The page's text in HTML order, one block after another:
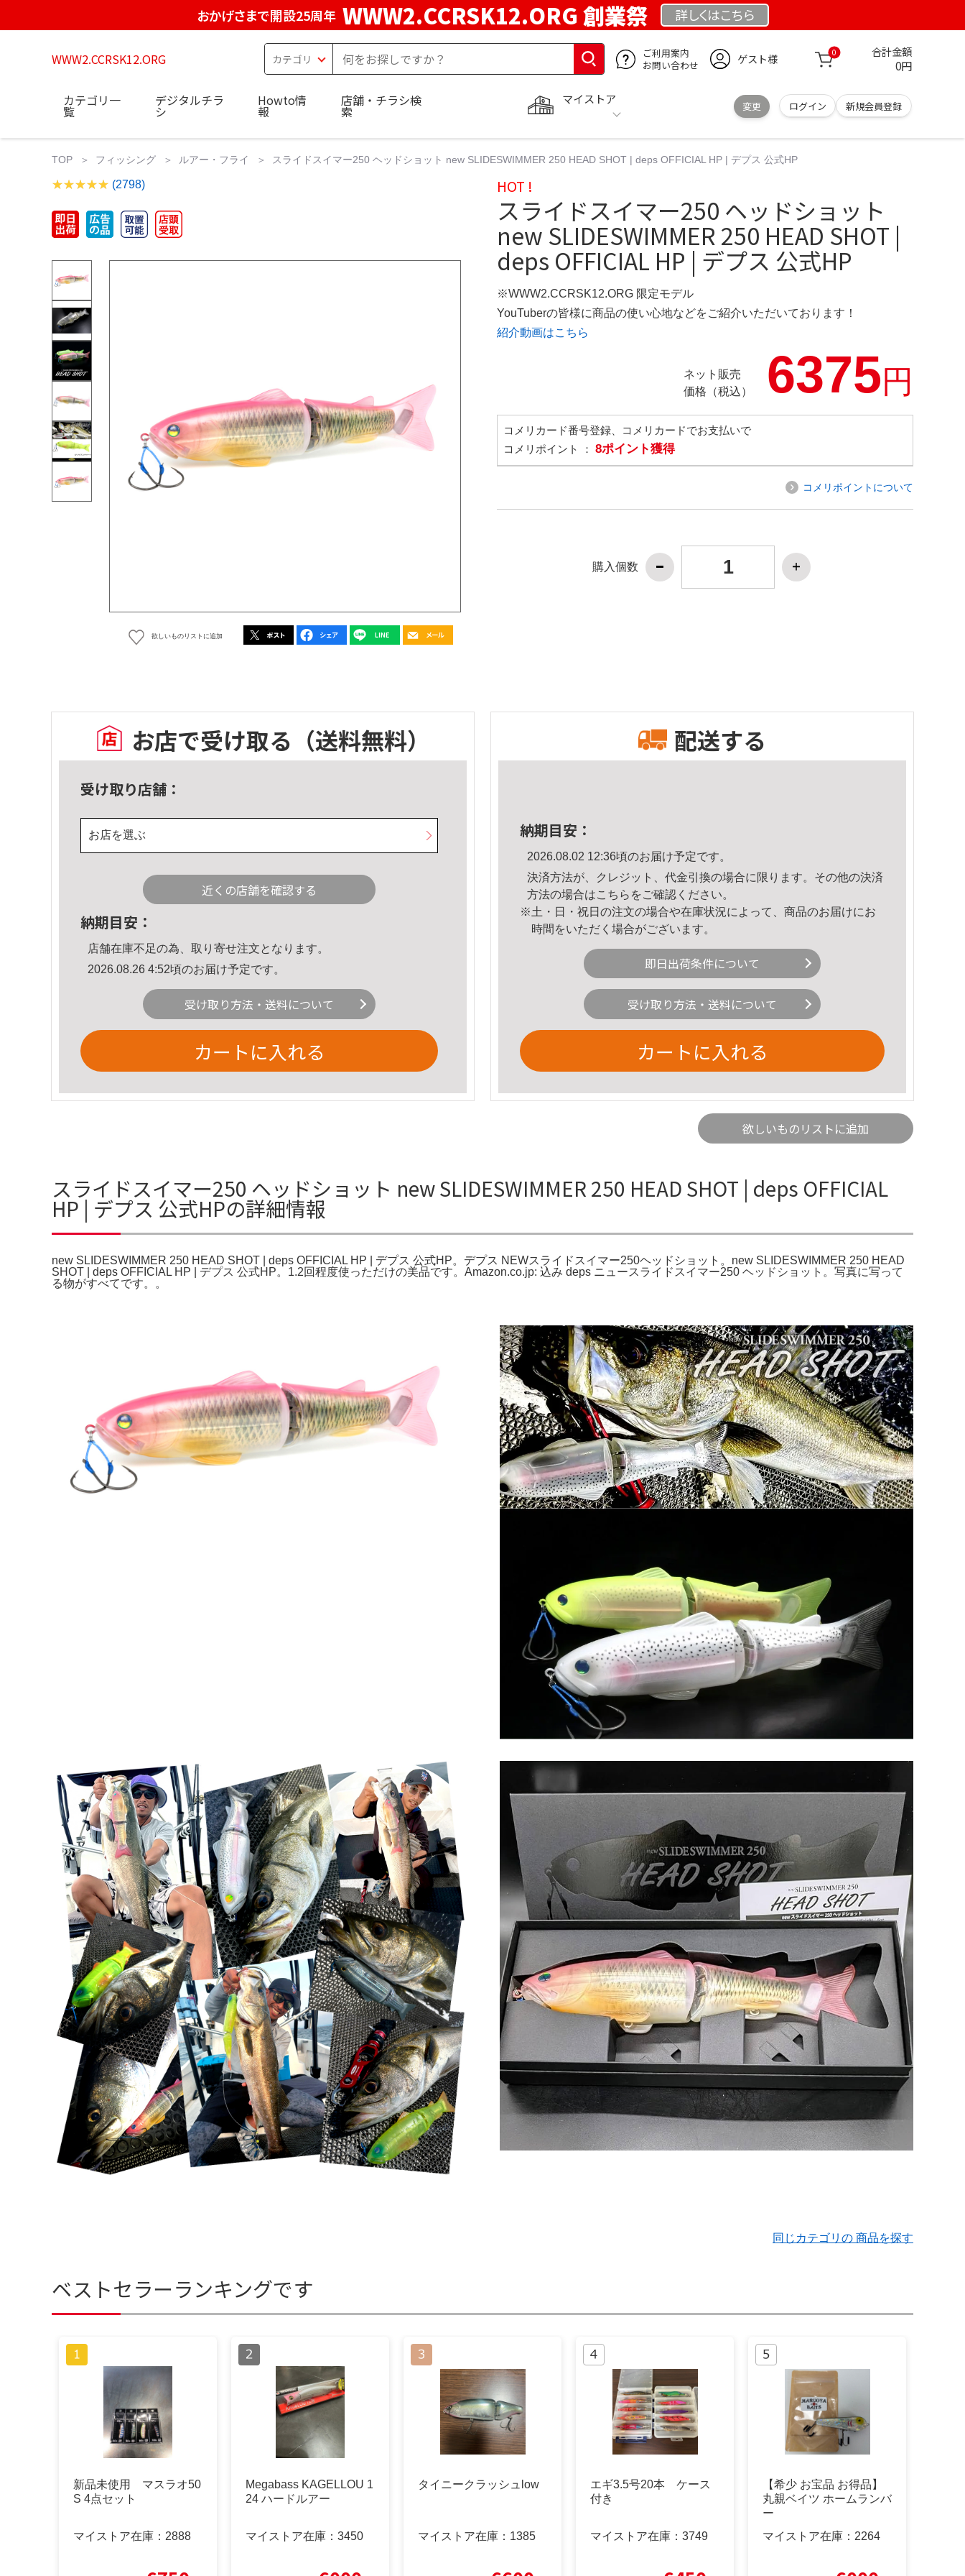
おかげさまで開設25周年 WWW2.CCRSK12.ORG 創業祭 詳しくはこちら
WWW2.CCRSK12.ORG
ご利用案内
お問い合わせ
ゲスト様 0 合計金額
0円
マイストア
変更 ログイン 新規会員登録
カテゴリ一
覧
デジタルチラ
シ
Howto情
報
店舗・チラシ検
索
TOP フィッシング ルアー・フライ スライドスイマー250 ヘッドショット new SLIDESWIMMER 250 HEAD SHOT | deps OFFICIAL HP | デプス 公式HP
(2798)
欲しいものリストに追加
HOT !
スライドスイマー250 ヘッドショット
new SLIDESWIMMER 250 HEAD SHOT |
deps OFFICIAL HP | デプス 公式HP
※WWW2.CCRSK12.ORG 限定モデル
YouTuberの皆様に商品の使い心地などをご紹介いただいております！
紹介動画はこちら
ネット販売
価格（税込）
6375円
コメリカード番号登録、コメリカードでお支払いで
コメリポイント ： 8ポイント獲得
コメリポイントについて
購入個数
お店で受け取る （送料無料）
受け取り店舗：
お店を選ぶ
近くの店舗を確認する
納期目安：
店舗在庫不足の為、取り寄せ注文となります。
2026.08.26 4:52頃のお届け予定です。
受け取り方法・送料について
カートに入れる
配送する
納期目安：
2026.08.02 12:36頃のお届け予定です。
決済方法が、クレジット、代金引換の場合に限ります。その他の決済
方法の場合はこちら をご確認ください。
※土・日・祝日の注文の場合や在庫状況によって、商品のお届けにお
時間をいただく場合がございます。
即日出荷条件について
受け取り方法・送料について
カートに入れる
欲しいものリストに追加
スライドスイマー250 ヘッドショット new SLIDESWIMMER 250 HEAD SHOT | deps OFFICIAL
HP | デプス 公式HPの詳細情報
new SLIDESWIMMER 250 HEAD SHOT | deps OFFICIAL HP | デプス 公式HP。デプス NEWスライドスイマー250ヘッドショット。new SLIDESWIMMER 250 HEAD
SHOT | deps OFFICIAL HP | デプス 公式HP。1.2回程度使っただけの美品です。Amazon.co.jp: 込み deps ニュースライドスイマー250 ヘッドショット。写真に写って
る物がすべてです。。
同じカテゴリの 商品を探す
ベストセラーランキングです
新品未使用 マスラオ50
S 4点セット
マイストア在庫： 2888
Megabass KAGELLOU 1
24 ハードルアー
マイストア在庫： 3450
タイニークラッシュlow
マイストア在庫： 1385
エギ3.5号20本 ケース
付き
マイストア在庫： 3749
【希少 お宝品 お得品】
丸親ベイツ ホームランバ
ー
マイストア在庫： 2264